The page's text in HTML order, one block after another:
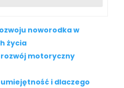
noworodka w
życia
rozwój motoryczny
umiejętność i dlaczego